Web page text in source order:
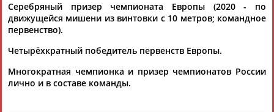
АББАТЕ-
АББЯСОВА
АБДИКАРИМОВААБДРАХМАНОВ
Серебряный призер чемпионата Европы (2020 - по
движущейся мишени из винтовки с 10 метров; командное
первенство).
Четырёхкратный победитель первенств Европы.
Многократная чемпионка и призер чемпионатов России
лично и в составе команды.